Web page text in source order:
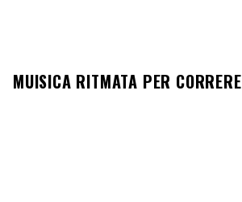
MUISICA RITMATA PER CORRERE